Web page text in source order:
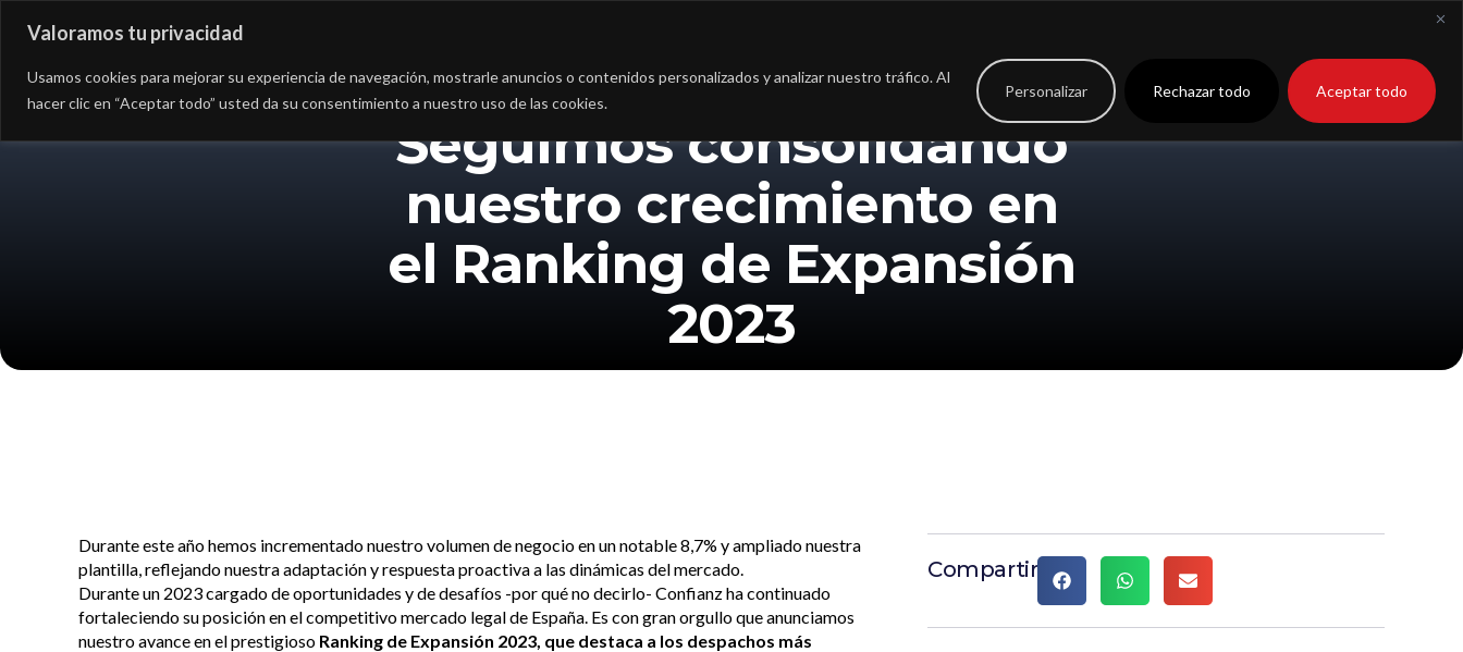
Valoramos tu privacidad
Usamos cookies para mejorar su experiencia de navegación, mostrarle anuncios o contenidos personalizados y analizar nuestro tráfico. Al
hacer clic en “Aceptar todo” usted da su consentimiento a nuestro uso de las cookies.
Personalizar Rechazar todo Aceptar todo
Seguimos consolidando
nuestro crecimiento en
el Ranking de Expansión
2023
Durante este año hemos incrementado nuestro volumen de negocio en un notable 8,7% y ampliado nuestra
plantilla, reflejando nuestra adaptación y respuesta proactiva a las dinámicas del mercado.
Durante un 2023 cargado de oportunidades y de desafíos -por qué no decirlo- Confianz ha continuado
fortaleciendo su posición en el competitivo mercado legal de España. Es con gran orgullo que anunciamos
nuestro avance en el prestigioso Ranking de Expansión 2023, que destaca a los despachos más
Compartir